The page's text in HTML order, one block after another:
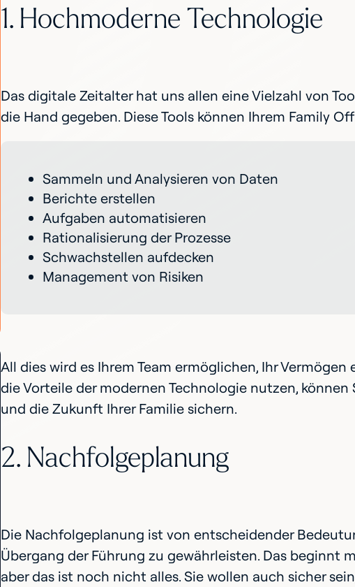
1. Hochmoderne Technologie
Das digitale Zeitalter hat uns allen eine Vielzahl von
die Hand gegeben. Diese Tools können Ihrem Family
Sammeln und Analysieren von Daten
Berichte erstellen
Aufgaben automatisieren
Rationalisierung der Prozesse
Schwachstellen aufdecken
Management von Risiken
All dies wird es Ihrem Team ermöglichen, Ihr
die Vorteile der modernen Technologie nutzen,
und die Zukunft Ihrer Familie sichern.
2. Nachfolgeplanung
Die Nachfolgeplanung ist von entscheidender
Übergang der Führung zu gewährleisten. Das beginnt
aber das ist noch nicht alles. Sie wollen auch sicher